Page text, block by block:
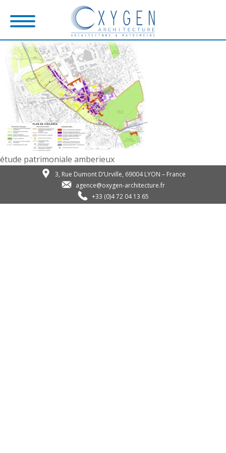
étude patrimoniale amberieux
3, Rue Dumont D’Urville, 69004 LYON – France
agence@oxygen-architecture.fr
+33 (0)4 72 04 13 65